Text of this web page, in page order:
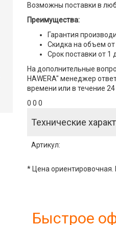
Возможны поставки в
Преимущества:
Гарантия
Скидка на объем от
Срок поставки от 1
На дополнительные
HAWERA" менеджер
времени или в течение
0 0 0
Технические
Артикул:
* Цена ориентировочная.
Быстрое